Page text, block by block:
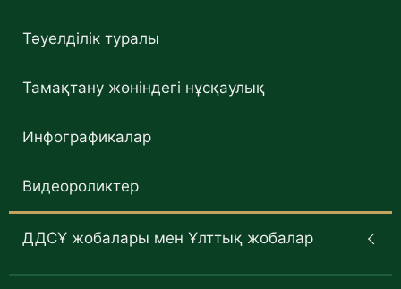
Тәуелділік туралы
Тамақтану жөніндегі нұсқаулық
Инфографикалар
Видеороликтер
ДДСҰ жобалары мен Ұлттық жобалар